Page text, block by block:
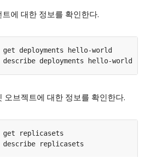
에 대한 정보를 확인한다.
오브젝트에 대한 정보를 확인한다.